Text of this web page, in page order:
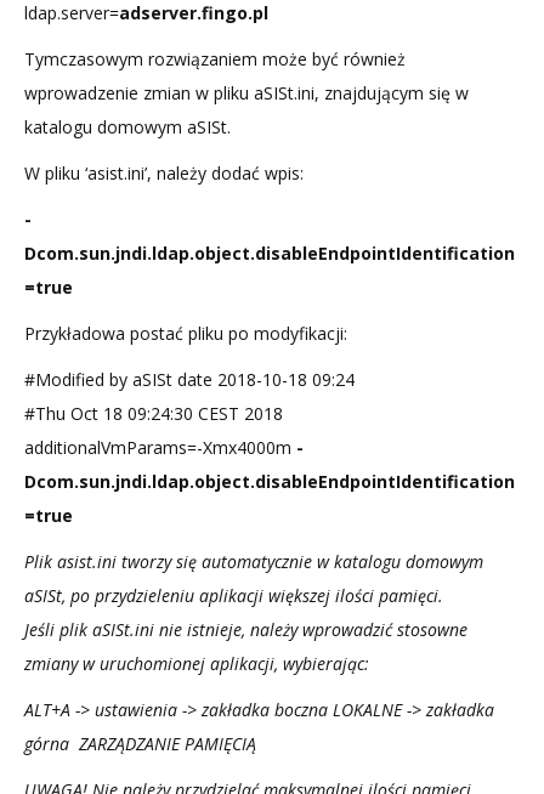
ldap.server=adserver.fingo.pl
Tymczasowym rozwiązaniem może być również
wprowadzenie zmian w pliku aSISt.ini, znajdującym się w
katalogu domowym aSISt.
W pliku ‘asist.ini’, należy dodać wpis:
-
Dcom.sun.jndi.ldap.object.disableEndpointIdentification
=true
Przykładowa postać pliku po modyfikacji:
#Modified by aSISt date 2018-10-18 09:24
#Thu Oct 18 09:24:30 CEST 2018
additionalVmParams=-Xmx4000m -
Dcom.sun.jndi.ldap.object.disableEndpointIdentification
=true
Plik asist.ini tworzy się automatycznie w katalogu domowym
aSISt, po przydzieleniu aplikacji większej ilości pamięci.
Jeśli plik aSISt.ini nie istnieje, należy wprowadzić stosowne
zmiany w uruchomionej aplikacji, wybierając:
ALT+A -> ustawienia -> zakładka boczna LOKALNE -> zakładka
górna ZARZĄDZANIE PAMIĘCIĄ